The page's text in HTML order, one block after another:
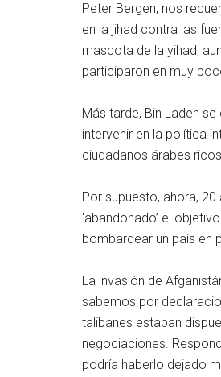
Peter Bergen, nos
en la jihad contra las
mascota de la yihad,
participaron en muy
Más tarde, Bin Laden
intervenir en la política
ciudadanos árabes
Por supuesto, ahora,
‘abandonado’ el
bombardear un país en
La invasión de
sabemos por
talibanes estaban
negociaciones.
podría haberlo dejado